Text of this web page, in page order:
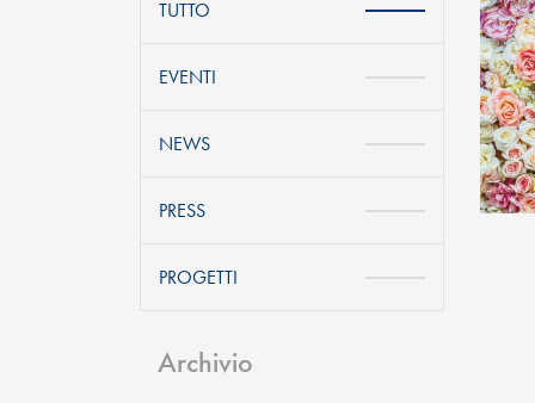
TUTTO
EVENTI
NEWS
PRESS
PROGETTI
Archivio